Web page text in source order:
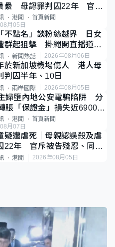
纍 母認罪判囚22年 官斥
同類案最惡劣
港聞
首頁新聞
月05日
不點名」談粉絲越界 日女
群起狙擊 掛繩開直播道歉
新聞熱話 2026年08月06日
於新加坡機場傷人 港人母
判囚半年、10日
兩岸國際 2026年08月05日
婦墮內地公安電騙陷阱 分
賬「保證金」損失近6900萬
港聞
首頁新聞
月07日
疑遭虐死｜母親認誤殺及虐
22年 官斥被告殘忍、同類
劣港聞 2026年08月05日